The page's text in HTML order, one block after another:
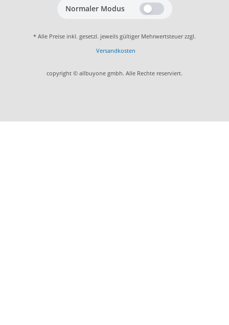
Normaler Modus
* Alle Preise inkl. gesetzl. jeweils gültiger Mehrwertsteuer zzgl.
Versandkosten
copyright © allbuyone gmbh. Alle Rechte reserviert.